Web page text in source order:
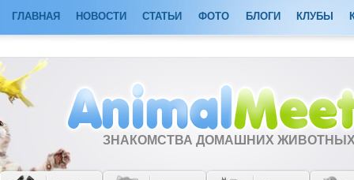
ГЛАВНАЯ НОВОСТИ СТАТЬИ ФОТО БЛОГИ КЛУБЫ
ЗНАКОМСТВА ДОМАШНИХ